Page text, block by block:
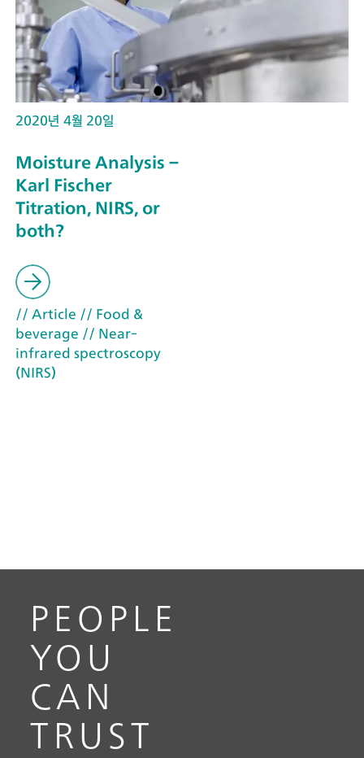
2020년 4월 20일
Moisture Analysis –
Karl Fischer
Titration, NIRS, or
both?
// Article // Food &
beverage // Near-
infrared spectroscopy
(NIRS)
PEOPLE
YOU
CAN
TRUST